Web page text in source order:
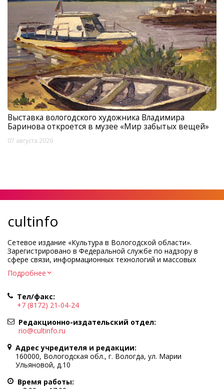
Выставка вологодского художника Владимира
Баринова откроется в музее «Мир забытых вещей»
07 августа 2026
cultinfo
Сетевое издание «Культура в Вологодской области».
Зарегистрировано в Федеральной службе по надзору в
сфере связи, информационных технологий и массовых
Регистрационный номер и дата принятия решения о
Учредитель КУ ВО «Информационно-аналитический центр
культуры»
Адрес учредителя и редакции: 160000, Вологодская обл., г.
Вологда, ул. Марии Ульяновой, д.10
Главный редактор — Легчанова Елена Григорьевна
Политика в отношении обработки персональных данных
При полном или частичном использовании информации
портала гиперссылка на cultinfo.ru обязательна.
Редакция не несет ответственности за достоверность
Подробнее
Тел/факс:
+7 (8172) 21-04-24
Редакционно-издательский отдел:
rio@cultinfo.ru
Адрес учредителя и редакции:
160000, Вологодская обл., г. Вологда, ул. Марии
Ульяновой, д.10
Время работы: